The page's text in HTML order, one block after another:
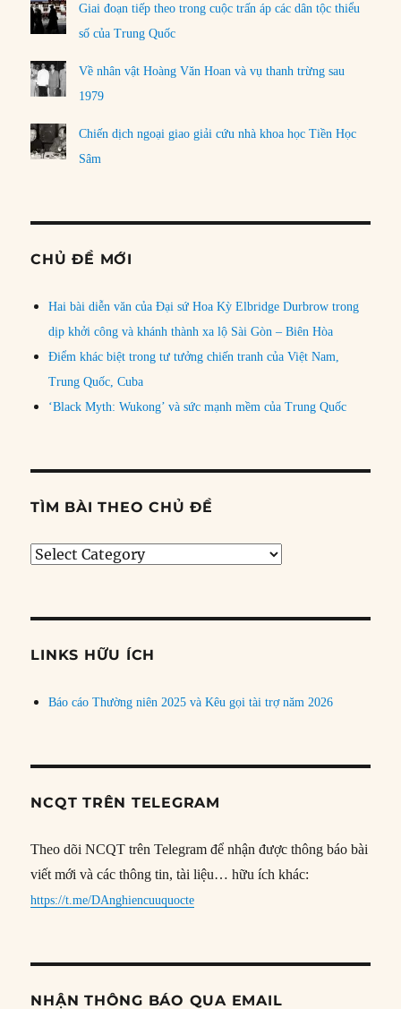
Giai đoạn tiếp theo trong cuộc trấn áp các dân tộc thiểu
số của Trung Quốc
Về nhân vật Hoàng Văn Hoan và vụ thanh trừng sau
1979
Chiến dịch ngoại giao giải cứu nhà khoa học Tiền Học
Sâm
CHỦ ĐỀ MỚI
Hai bài diễn văn của Đại sứ Hoa Kỳ Elbridge Durbrow trong
dịp khởi công và khánh thành xa lộ Sài Gòn – Biên Hòa
Điểm khác biệt trong tư tưởng chiến tranh của Việt Nam,
Trung Quốc, Cuba
‘Black Myth: Wukong’ và sức mạnh mềm của Trung Quốc
TÌM BÀI THEO CHỦ ĐỀ
Tìm
đề
LINKS HỮU ÍCH
Báo cáo Thường niên 2025 và Kêu gọi tài trợ năm 2026
NCQT TRÊN TELEGRAM
Theo dõi NCQT trên Telegram để nhận được thông báo bài
viết mới và các thông tin, tài liệu… hữu ích khác:
https://t.me/DAnghiencuuquocte
NHẬN THÔNG BÁO QUA EMAIL